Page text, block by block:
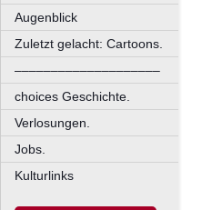
Augenblick
Zuletzt gelacht: Cartoons.
––––––––––––––––––––
choices Geschichte.
Verlosungen.
Jobs.
Kulturlinks